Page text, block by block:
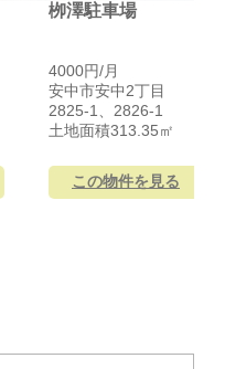
栁澤駐車場
4000円/月
安中市安中2丁目
2825-1、2826-1
土地面積313.35㎡
この物件を見る